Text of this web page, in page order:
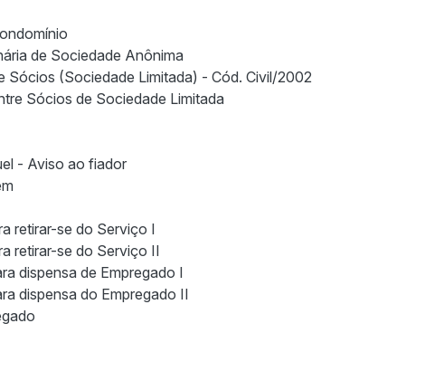
de Sociedade Anônima
Sócios (Sociedade Limitada) - Cód. Civil/2002
Sócios de Sociedade Limitada
- Aviso ao fiador
retirar-se do Serviço I
retirar-se do Serviço II
dispensa de Empregado I
dispensa do Empregado II